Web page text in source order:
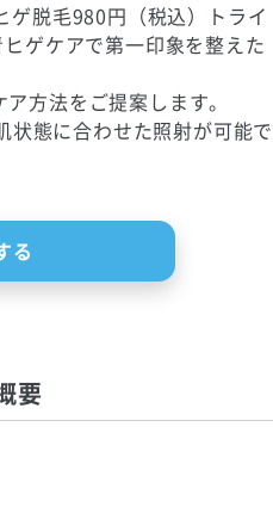
ゲ脱毛980円（税込）トライ
ゲケアで第一印象を整えた
方法をご提案します。
態に合わせた照射が可能で
る
要